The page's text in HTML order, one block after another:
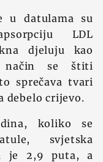
u datulama su
LDL
djeluju kao
način se štiti
sprečava tvari
debelo crijevo.
koliko se
svjetska
je 2,9 puta, a